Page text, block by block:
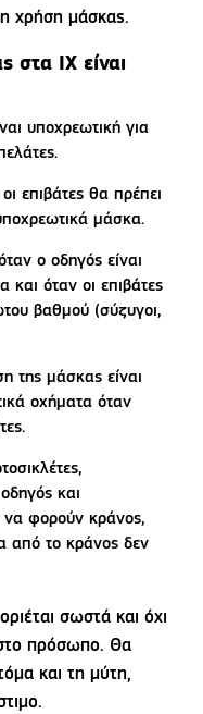
χρήση μάσκας.
στα ΙΧ είναι
υποχρεωτική για
επιβάτες θα πρέπει
μάσκα.
ο οδηγός είναι
και όταν οι επιβάτες
βαθμού (σύζυγοι,
της μάσκας είναι
οχήματα όταν
και
να φορούν κράνος,
από το κράνος δεν
σωστά και όχι
πρόσωπο. Θα
και τη μύτη,